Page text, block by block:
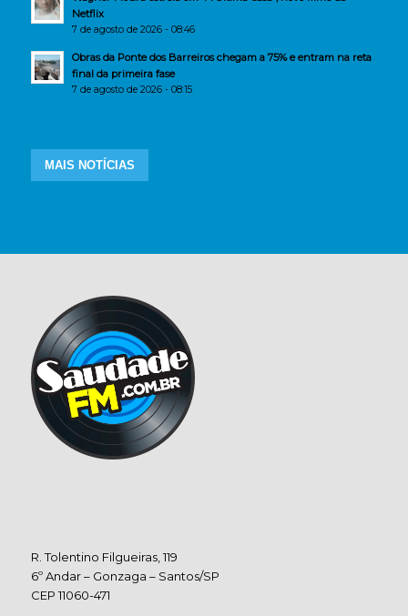
Netflix
7 de agosto de 2026 - 08:46
Obras da Ponte dos Barreiros chegam a 75% e entram na reta
final da primeira fase
7 de agosto de 2026 - 08:15
MAIS NOTÍCIAS
R. Tolentino Filgueiras, 119
6º Andar – Gonzaga – Santos/SP
CEP 11060-471